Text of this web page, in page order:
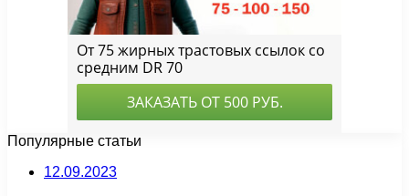
Популярные статьи
12.09.2023